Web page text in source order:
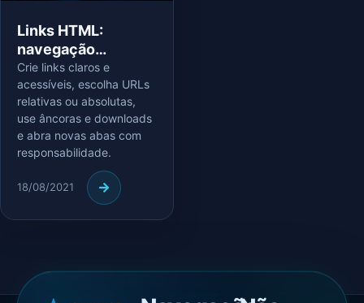
Links HTML:
navegação
acessível, URLs e
segurança
Crie links claros e
acessíveis, escolha URLs
relativas ou absolutas,
use âncoras e downloads
e abra novas abas com
responsabilidade.
18/08/2021